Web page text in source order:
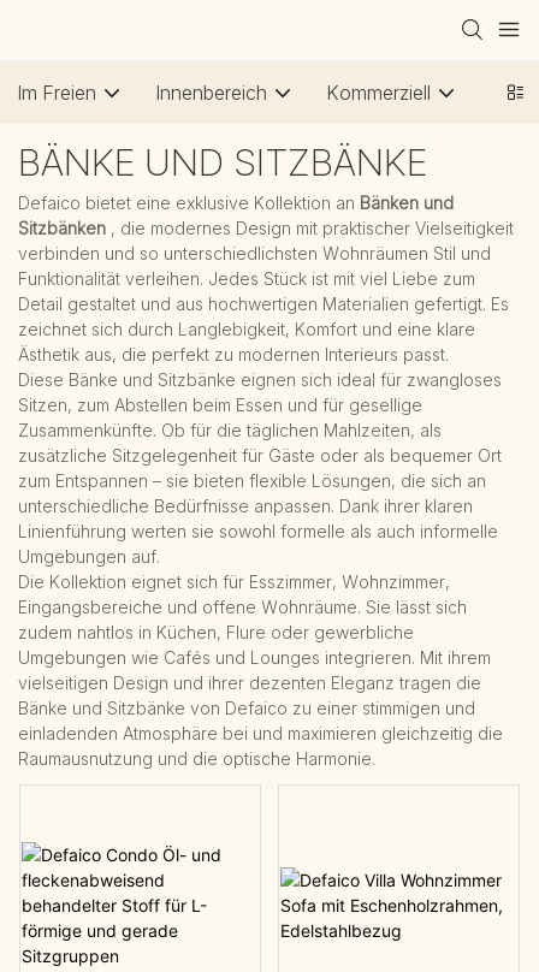
Im Freien Innenbereich Kommerziell
BÄNKE UND SITZBÄNKE
Defaico bietet eine exklusive Kollektion an Bänken und
Sitzbänken , die modernes Design mit praktischer Vielseitigkeit
verbinden und so unterschiedlichsten Wohnräumen Stil und
Funktionalität verleihen. Jedes Stück ist mit viel Liebe zum
Detail gestaltet und aus hochwertigen Materialien gefertigt. Es
zeichnet sich durch Langlebigkeit, Komfort und eine klare
Ästhetik aus, die perfekt zu modernen Interieurs passt.
Diese Bänke und Sitzbänke eignen sich ideal für zwangloses
Sitzen, zum Abstellen beim Essen und für gesellige
Zusammenkünfte. Ob für die täglichen Mahlzeiten, als
zusätzliche Sitzgelegenheit für Gäste oder als bequemer Ort
zum Entspannen – sie bieten flexible Lösungen, die sich an
unterschiedliche Bedürfnisse anpassen. Dank ihrer klaren
Linienführung werten sie sowohl formelle als auch informelle
Umgebungen auf.
Die Kollektion eignet sich für Esszimmer, Wohnzimmer,
Eingangsbereiche und offene Wohnräume. Sie lässt sich
zudem nahtlos in Küchen, Flure oder gewerbliche
Umgebungen wie Cafés und Lounges integrieren. Mit ihrem
vielseitigen Design und ihrer dezenten Eleganz tragen die
Bänke und Sitzbänke von Defaico zu einer stimmigen und
einladenden Atmosphäre bei und maximieren gleichzeitig die
Raumausnutzung und die optische Harmonie.